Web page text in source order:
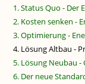
1. Status Quo - Der
2. Kosten senken -
3. Optimierung -
4. Lösung Altbau -
5. Lösung Neubau
6. Der neue